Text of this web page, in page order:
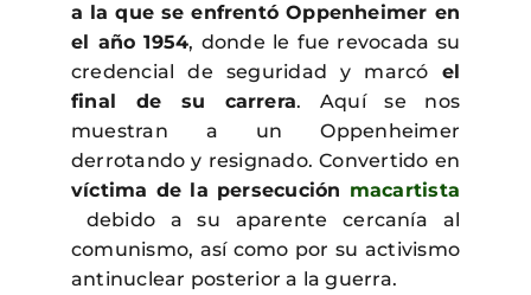
a la que se enfrentó Oppenheimer en
el año 1954, donde le fue revocada su
credencial de seguridad y marcó el
final de su carrera. Aquí se nos
muestran a un Oppenheimer
derrotando y resignado. Convertido en
víctima de la persecución macartista
debido a su aparente cercanía al
comunismo, así como por su activismo
antinuclear posterior a la guerra.